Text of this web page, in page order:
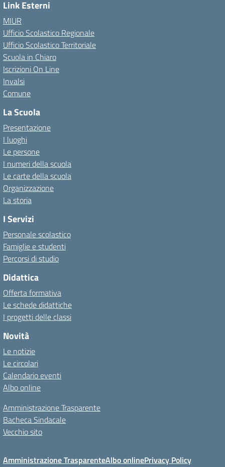
Link Esterni
MIUR
Ufficio Scolastico Regionale
Ufficio Scolastico Territoriale
Scuola in Chiaro
Iscrizioni On Line
Invalsi
Comune
La Scuola
Presentazione
I luoghi
Le persone
I numeri della scuola
Le carte della scuola
Organizzazione
La storia
I Servizi
Personale scolastico
Famiglie e studenti
Percorsi di studio
Didattica
Offerta formativa
Le schede didattiche
I progetti delle classi
Novità
Le notizie
Le circolari
Calendario eventi
Albo online
Amministrazione Trasparente
Bacheca Sindacale
Vecchio sito
Amministrazione TrasparenteAlbo onlinePrivacy Policy